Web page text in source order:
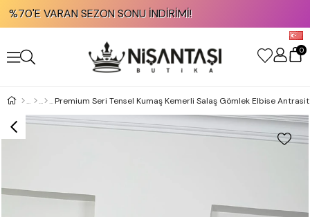
VARAN SEZON SONU İNDİRİMİ!
0
Premium Seri Tensel Kumaş Kemerli Salaş Gömlek Elbise Antrasit